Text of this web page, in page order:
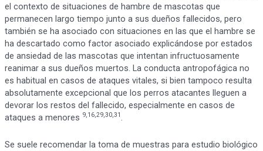
el contexto de situaciones de hambre de mascotas que
permanecen largo tiempo junto a sus dueños fallecidos, pero
también se ha asociado con situaciones en las que el hambre se
ha descartado como factor asociado explicándose por estados
de ansiedad de las mascotas que intentan infructuosamente
reanimar a sus dueños muertos. La conducta antropofágica no
es habitual en casos de ataques vitales, si bien tampoco resulta
absolutamente excepcional que los perros atacantes lleguen a
devorar los restos del fallecido, especialmente en casos de
ataques a menores 9,16,29,30,31 .
Se suele recomendar la toma de muestras para estudio biológico